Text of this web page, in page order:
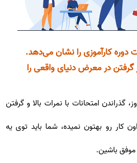
گرفتن در معرض دنیای واقعی را
گذراندن امتحانات با نمرات بالا و گرفتن
کار رو بهتون نمیده، شما باید توی یه
موفق باشین.